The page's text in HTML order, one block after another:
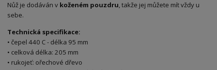
Nůž je dodáván v koženém pouzdru, takže jej můžete mít vždy u
sebe.
Technická specifikace:
• čepel 440 C - délka 95 mm
• celková délka: 205 mm
• rukojeť: ořechové dřevo